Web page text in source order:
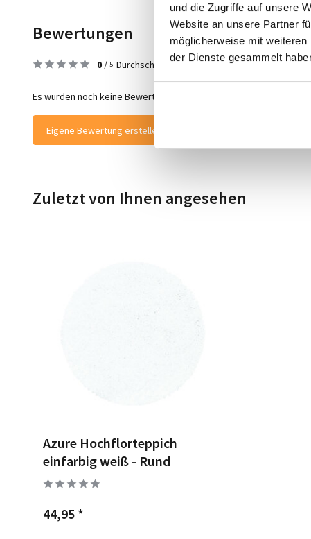
und die Zugriffe auf unsere
Website an unsere Partner
möglicherweise mit
der Dienste gesammelt
Bewertungen
0 / 5 Durchschnitt aus 0 Bewertungen
Es wurden noch keine Bewertungen für dieses Produkt abgegeben..
Eigene Bewertung erstellen
Zuletzt von Ihnen angesehen
Azure Hochflorteppich
einfarbig weiß - Rund
44,95 *